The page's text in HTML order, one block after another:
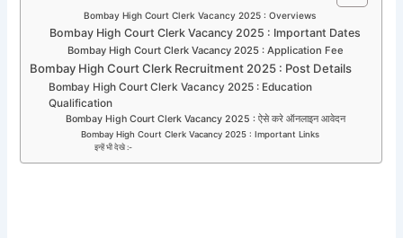
Bombay High Court Clerk Vacancy 2025 : Overviews
Bombay High Court Clerk Vacancy 2025 : Important Dates
Bombay High Court Clerk Vacancy 2025 : Application Fee
Bombay High Court Clerk Recruitment 2025 : Post Details
Bombay High Court Clerk Vacancy 2025 : Education
Qualification
Bombay High Court Clerk Vacancy 2025 : ऐसे करे ऑनलाइन आवेदन
Bombay High Court Clerk Vacancy 2025 : Important Links
इन्हें भी देखे :-